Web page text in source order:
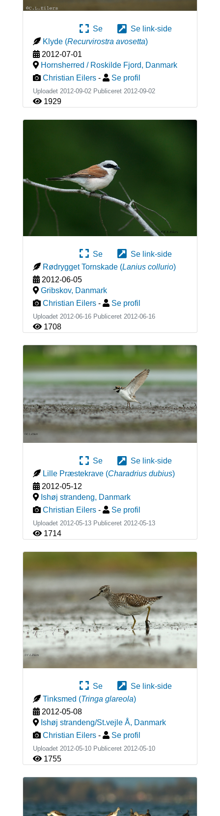
Se
Se link-side
Klyde (Recurvirostra avosetta)
2012-07-01
Hornsherred / Roskilde Fjord, Danmark
Christian Eilers - Se profil
Uploadet 2012-09-02 Publiceret 2012-09-02
1929
Se
Se link-side
Rødrygget Tornskade (Lanius collurio)
2012-06-05
Gribskov, Danmark
Christian Eilers - Se profil
Uploadet 2012-06-16 Publiceret 2012-06-16
1708
Se
Se link-side
Lille Præstekrave (Charadrius dubius)
2012-05-12
Ishøj strandeng, Danmark
Christian Eilers - Se profil
Uploadet 2012-05-13 Publiceret 2012-05-13
1714
Se
Se link-side
Tinksmed (Tringa glareola)
2012-05-08
Ishøj strandeng/St.vejle Å, Danmark
Christian Eilers - Se profil
Uploadet 2012-05-10 Publiceret 2012-05-10
1755